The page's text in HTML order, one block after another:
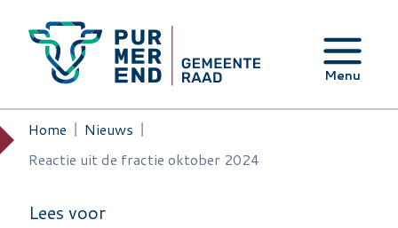
Menu
Kruimelpad
Home
Nieuws
Reactie uit de fractie oktober 2024
Lees voor